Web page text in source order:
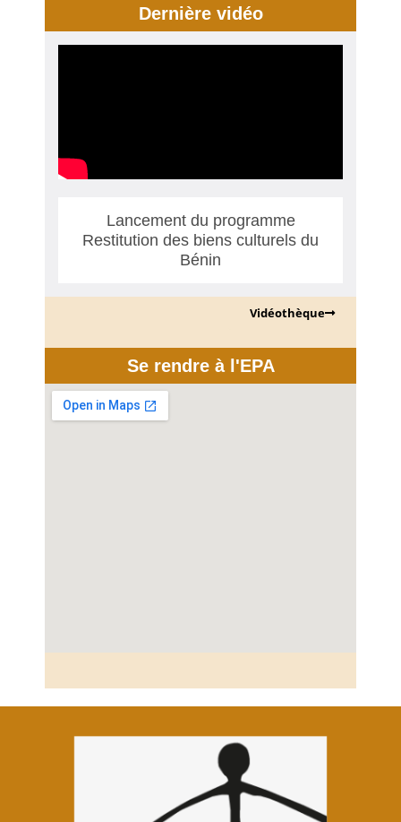
Dernière vidéo
Lancement du programme
Restitution des biens culturels du
Bénin
Vidéothèque
Se rendre à l'EPA